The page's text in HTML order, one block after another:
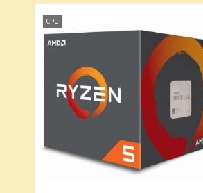
CPU